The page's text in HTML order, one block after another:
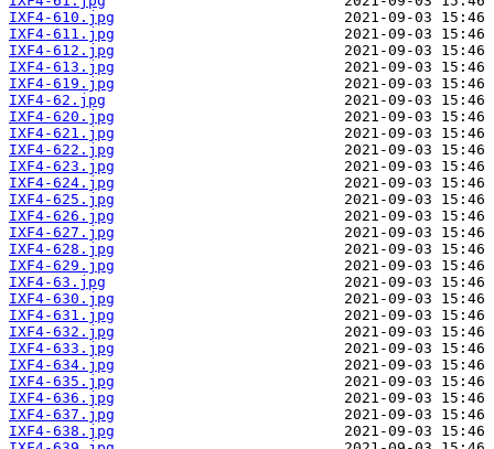
IXF4-610.jpg
IXF4-611.jpg
IXF4-612.jpg
IXF4-613.jpg
IXF4-619.jpg
IXF4-62.jpg
IXF4-620.jpg
IXF4-621.jpg
IXF4-622.jpg
IXF4-623.jpg
IXF4-624.jpg
IXF4-625.jpg
IXF4-626.jpg
IXF4-627.jpg
IXF4-628.jpg
IXF4-629.jpg
IXF4-63.jpg
IXF4-630.jpg
IXF4-631.jpg
IXF4-632.jpg
IXF4-633.jpg
IXF4-634.jpg
IXF4-635.jpg
IXF4-636.jpg
IXF4-637.jpg
IXF4-638.jpg